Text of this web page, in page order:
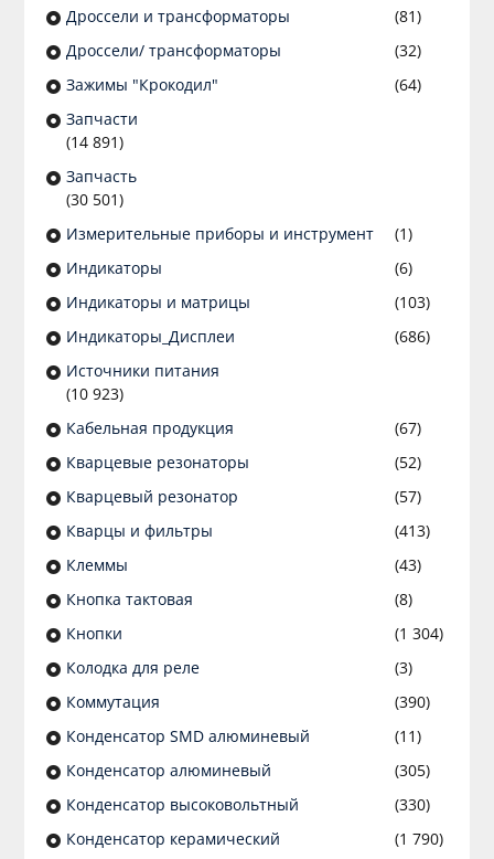
Дроссели и трансформаторы
(81)
Дроссели/ трансформаторы
(32)
Зажимы "Крокодил"
(64)
Запчасти
(14 891)
Запчасть
(30 501)
Измерительные приборы и инструмент
(1)
Индикаторы
(6)
Индикаторы и матрицы
(103)
Индикаторы_Дисплеи
(686)
Источники питания
(10 923)
Кабельная продукция
(67)
Кварцевые резонаторы
(52)
Кварцевый резонатор
(57)
Кварцы и фильтры
(413)
Клеммы
(43)
Кнопка тактовая
(8)
Кнопки
(1 304)
Колодка для реле
(3)
Коммутация
(390)
Конденсатор SMD алюминевый
(11)
Конденсатор алюминевый
(305)
Конденсатор высоковольтный
(330)
Конденсатор керамический
(1 790)